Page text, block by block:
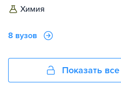
химия
8 вузов
Показать